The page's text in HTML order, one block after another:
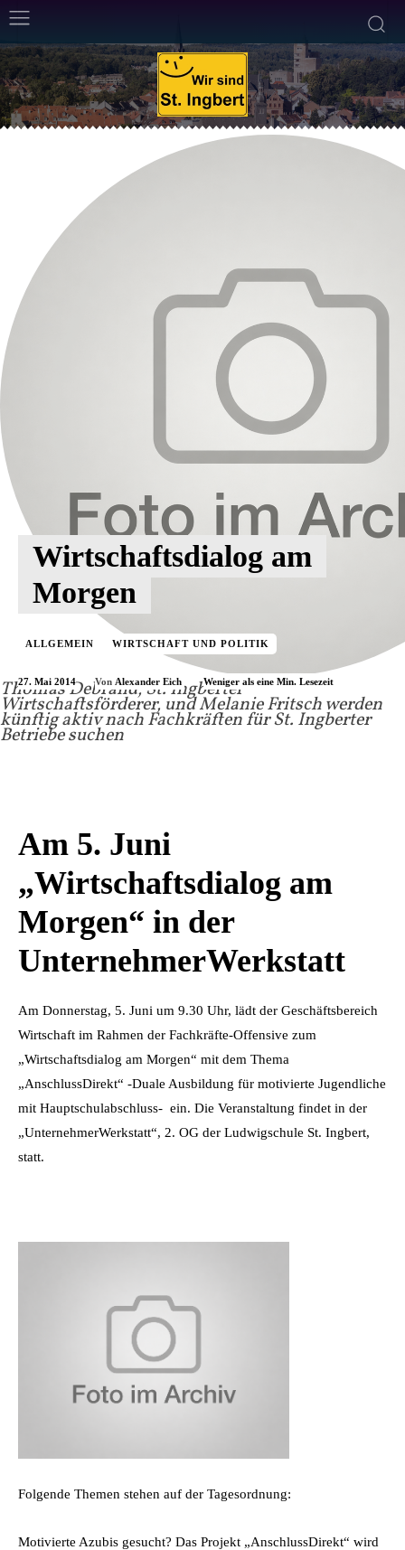
Thomas Debrand, St. Ingberter
Wirtschaftsförderer, und Melanie Fritsch werden
künftig aktiv nach Fachkräften für St. Ingberter
Betriebe suchen
Wirtschaftsdialog am
Morgen
ALLGEMEIN WIRTSCHAFT UND POLITIK
27. Mai 2014 Von Alexander Eich Weniger als eine Min. Lesezeit
Am 5. Juni
„Wirtschaftsdialog am
Morgen“ in der
UnternehmerWerkstatt
Am Donnerstag, 5. Juni um 9.30 Uhr, lädt der Geschäftsbereich
Wirtschaft im Rahmen der Fachkräfte-Offensive zum
„Wirtschaftsdialog am Morgen“ mit dem Thema
„AnschlussDirekt“ -Duale Ausbildung für motivierte Jugendliche
mit Hauptschulabschluss- ein. Die Veranstaltung findet in der
„UnternehmerWerkstatt“, 2. OG der Ludwigschule St. Ingbert,
statt.
Folgende Themen stehen auf der Tagesordnung:
Motivierte Azubis gesucht? Das Projekt „AnschlussDirekt“ wird